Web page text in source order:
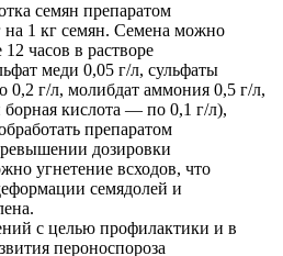
семян препаратом
1 кг семян. Семена можно
часов в растворе
меди 0,05 г/л, сульфаты
г/л, молибдат аммония 0,5 г/л,
борная кислота — по 0,1 г/л),
препаратом
дозировки
угнетение всходов, что
семядолей и
с целью профилактики и в
пероноспороза